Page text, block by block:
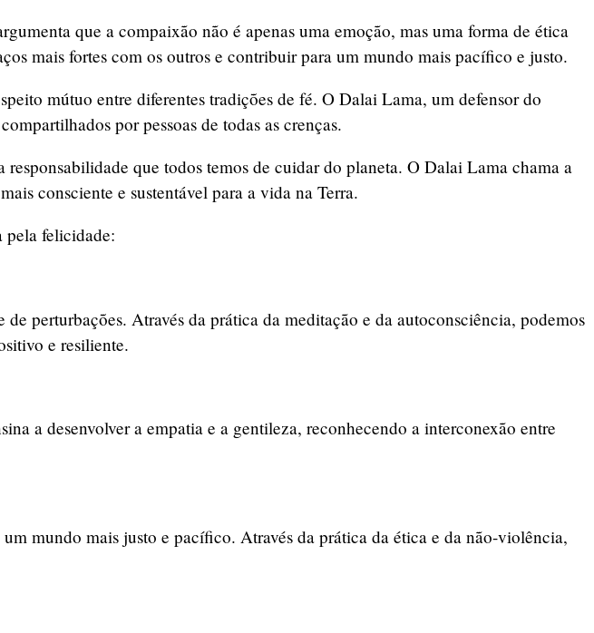
que a compaixão não é apenas uma emoção, mas uma forma de ética
mais fortes com os outros e contribuir para um mundo mais pacífico e justo.
mútuo entre diferentes tradições de fé. O Dalai Lama, um defensor do
por pessoas de todas as crenças.
que todos temos de cuidar do planeta. O Dalai Lama chama a
consciente e sustentável para a vida na Terra.
pela felicidade:
perturbações. Através da prática da meditação e da autoconsciência, podemos
e resiliente.
a desenvolver a empatia e a gentileza, reconhecendo a interconexão entre
mundo mais justo e pacífico. Através da prática da ética e da não-violência,